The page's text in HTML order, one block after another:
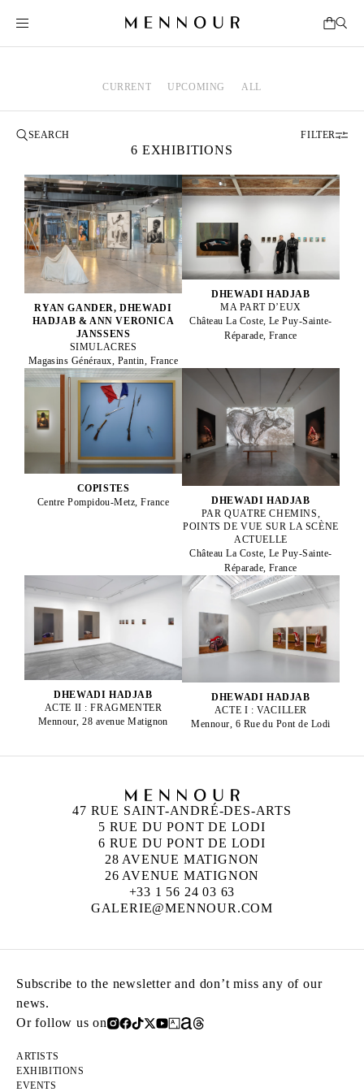
CURRENT UPCOMING ALL
6 EXHIBITIONS
FILTER
RYAN GANDER, DHEWADI
HADJAB & ANN VERONICA
JANSSENS
SIMULACRES
Magasins Généraux, Pantin, France
DHEWADI HADJAB
MA PART D’EUX
Château La Coste, Le Puy-Sainte-
Réparade, France
COPISTES
Centre Pompidou-Metz, France
DHEWADI HADJAB
PAR QUATRE CHEMINS,
POINTS DE VUE SUR LA SCÈNE
ACTUELLE
Château La Coste, Le Puy-Sainte-
Réparade, France
DHEWADI HADJAB
ACTE II : FRAGMENTER
Mennour, 28 avenue Matignon
DHEWADI HADJAB
ACTE I : VACILLER
Mennour, 6 Rue du Pont de Lodi
47 RUE SAINT-ANDRÉ-DES-ARTS
5 RUE DU PONT DE LODI
6 RUE DU PONT DE LODI
28 AVENUE MATIGNON
26 AVENUE MATIGNON
+33 1 56 24 03 63
GALERIE@MENNOUR.COM
Subscribe to the newsletter and don’t miss any of our
news.
Or follow us on
ARTISTS
EXHIBITIONS
EVENTS